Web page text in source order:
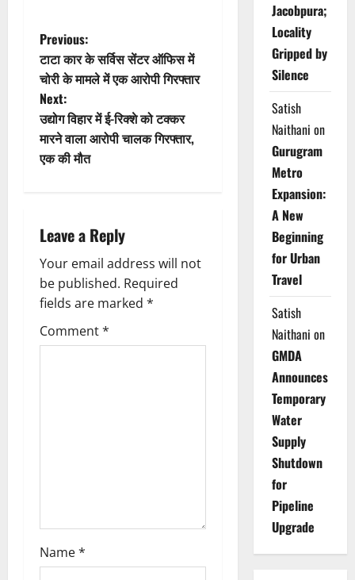
P
o
s
t
v
i
g
a
Previous:
टाटा कार के सर्विस सेंटर ऑफिस में
चोरी के मामले में एक आरोपी गिरफ्तार
Next:
उद्योग विहार में ई-रिक्शे को टक्कर
मारने वाला आरोपी चालक गिरफ्तार,
एक की मौत
Leave a Reply
Your email address will not
be published. Required
fields are marked *
Comment*
Name*
Jacobpura;
Locality
Gripped by
Silence
Satish
Naithani on
Gurugram
Metro
Expansion:
A New
Beginning
for Urban
Travel
Satish
Naithani on
GMDA
Announces
Temporary
Water
Supply
Shutdown
for
Pipeline
Upgrade